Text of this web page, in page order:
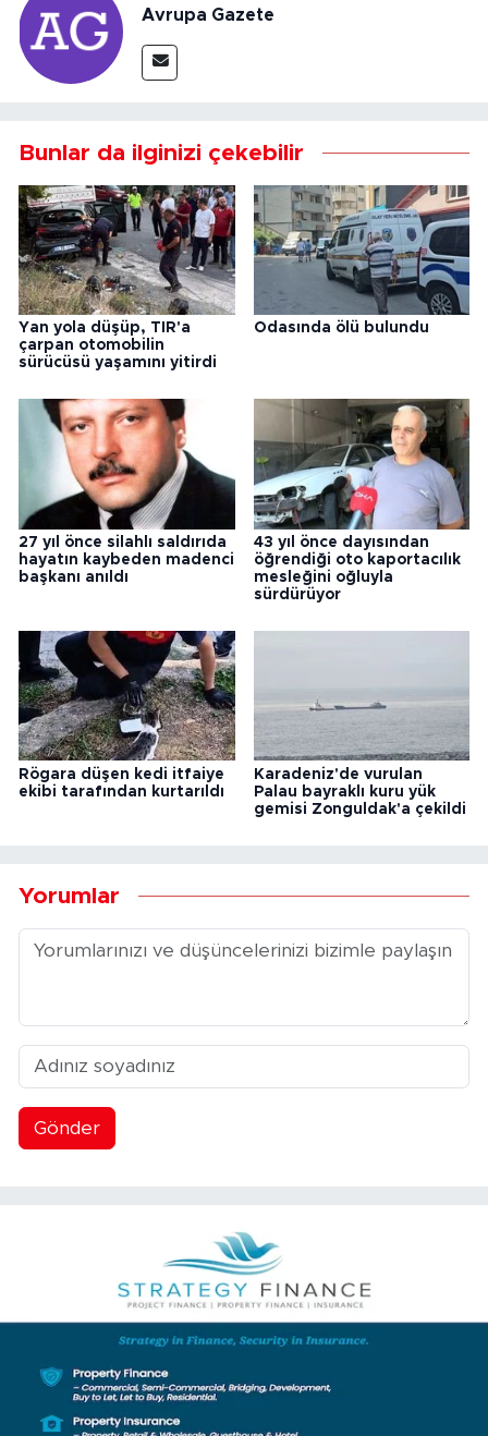
Avrupa Gazete
Bunlar da ilginizi çekebilir
Yan yola düşüp, TIR'a
çarpan otomobilin
sürücüsü yaşamını yitirdi
Odasında ölü bulundu
27 yıl önce silahlı saldırıda
hayatın kaybeden madenci
başkanı anıldı
43 yıl önce dayısından
öğrendiği oto kaportacılık
mesleğini oğluyla
sürdürüyor
Rögara düşen kedi itfaiye
ekibi tarafından kurtarıldı
Karadeniz'de vurulan
Palau bayraklı kuru yük
gemisi Zonguldak'a çekildi
Yorumlar
Gönder